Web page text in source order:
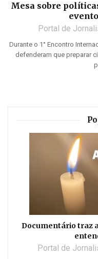
Mesa sobre
Portal de
Durante o 1° Encontro
defenderam que preparar
Documentário traz
Portal de